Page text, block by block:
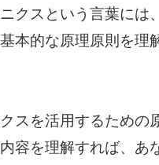
クスという言葉には
本的な原理原則を理
スを活用するための
容を理解すれば、あ